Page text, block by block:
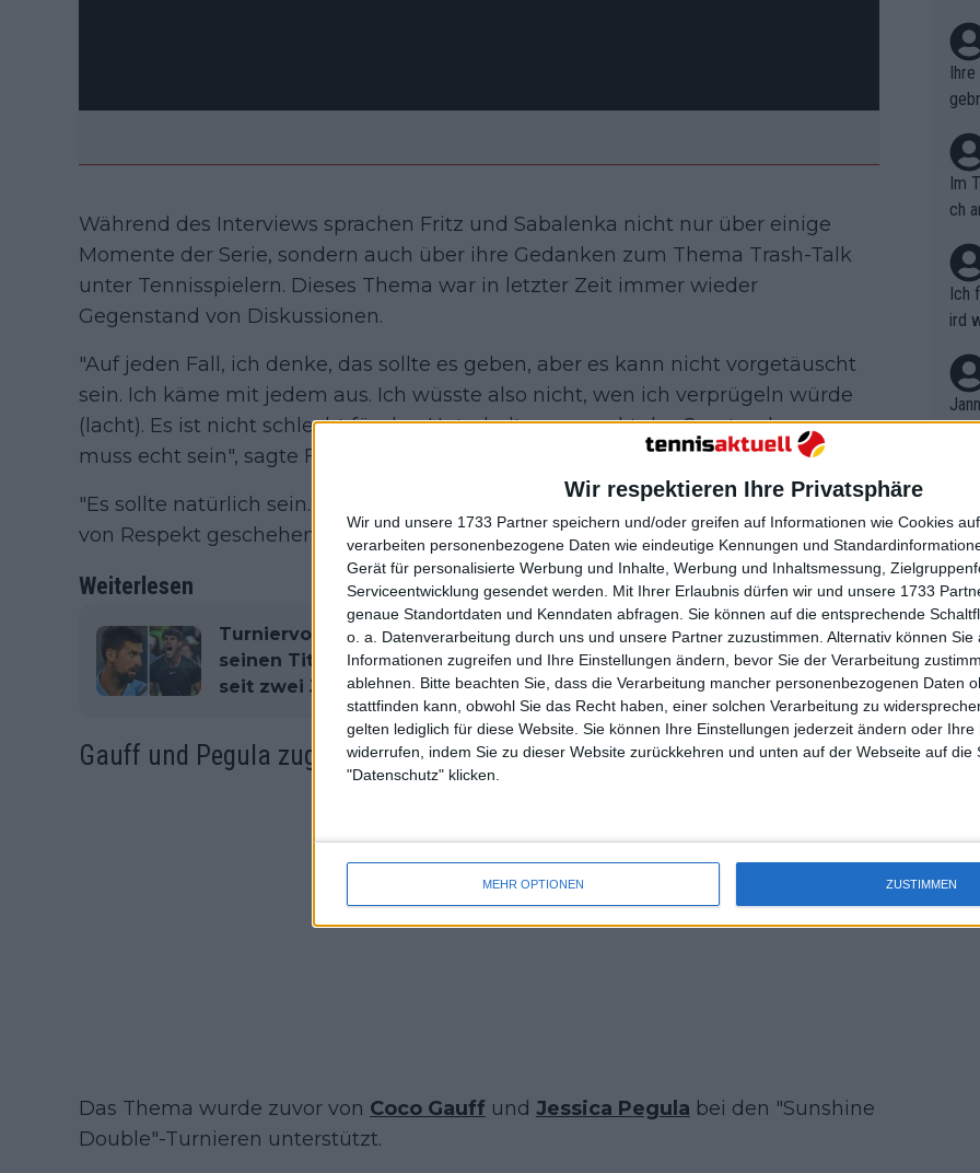
Wir respektieren Ihre Privatsphäre
Wir und unsere 1733 Partner speichern und/oder greifen auf Informationen wie Cookies
verarbeiten personenbezogene Daten wie eindeutige Kennungen und
Gerät für personalisierte Werbung und Inhalte, Werbung und Inhaltsmessung,
Serviceentwicklung gesendet werden. Mit Ihrer Erlaubnis dürfen wir und unsere 1733
genaue Standortdaten und Kenndaten abfragen. Sie können auf die entsprechende
o. a. Datenverarbeitung durch uns und unsere Partner zuzustimmen. Alternativ können Sie
Informationen zugreifen und Ihre Einstellungen ändern, bevor Sie der Verarbeitung
ablehnen. Bitte beachten Sie, dass die Verarbeitung mancher personenbezogenen Daten
stattfinden kann, obwohl Sie das Recht haben, einer solchen Verarbeitung zu
gelten lediglich für diese Website. Sie können Ihre Einstellungen jederzeit ändern oder Ihre
widerrufen, indem Sie zu dieser Website zurückkehren und unten auf der Webseite auf die
"Datenschutz" klicken.
MEHR OPTIONEN ZUSTIMMEN
Während des Interviews sprachen Fritz und Sabalenka nicht nur über einige
Momente der Serie, sondern auch über ihre Gedanken zum Thema Trash-Talk
unter Tennisspielern. Dieses Thema war in letzter Zeit immer wieder
Gegenstand von Diskussionen.
"Auf jeden Fall, ich denke, das sollte es geben, aber es kann nicht vorgetäuscht
sein. Ich käme mit jedem aus. Ich wüsste also nicht, wen ich verprügeln würde
(lacht). Es ist nicht schlecht für den Unterhaltungsaspekt des Sports, aber es
muss echt sein", sagte Fritzabout über Trash-Talking.
"Es sollte natürlich sein. Ja, ich weiß nicht, aber es muss mit einer gewissen Art
von Respekt geschehen", fügte Aryna Sabalenka hinzu.
Weiterlesen
Turniervorschau der Männer 2023 US Open: Alcaraz will
seinen Titel verteidigen, während Djokovic zum ersten Mal
seit zwei Jahren wieder antritt
Gauff und Pegula zugunsten von Trash-Talk
Das Thema wurde zuvor von Coco Gauff und Jessica Pegula bei den "Sunshine
Double"-Turnieren unterstützt.
ben.
Im
ch
Ich
ird
r in
em
t,
B.
on
uss
mal
des
n
nt.
kel